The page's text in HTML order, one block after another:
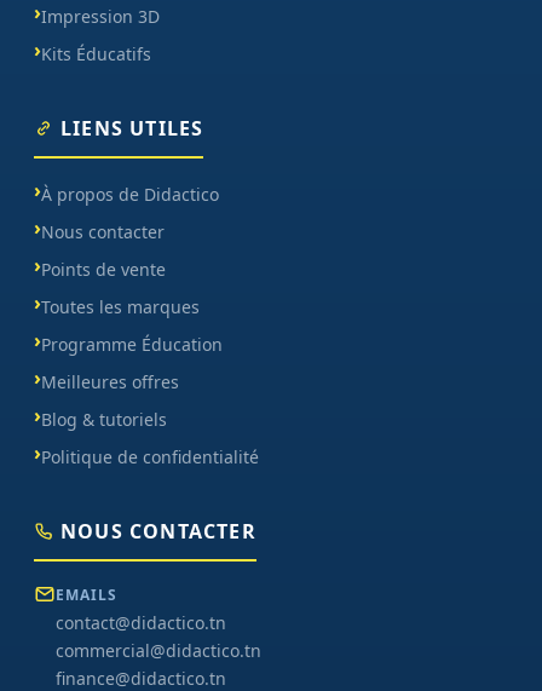
Impression 3D
Kits Éducatifs
LIENS UTILES
À propos de Didactico
Nous contacter
Points de vente
Toutes les marques
Programme Éducation
Meilleures offres
Blog & tutoriels
Politique de confidentialité
NOUS CONTACTER
EMAILS
contact@didactico.tn
commercial@didactico.tn
finance@didactico.tn